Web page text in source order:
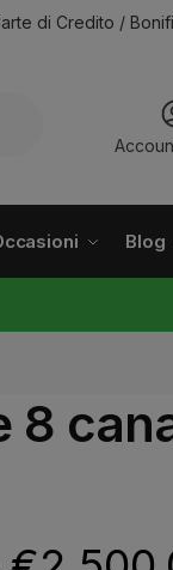
di Credito /
Blog
8